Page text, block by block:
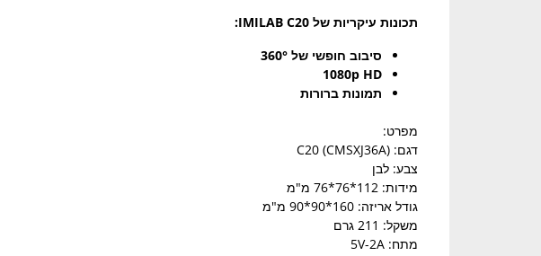
תכונות עיקריות של IMILAB C20:
סיבוב חופשי של 360°
1080p HD
תמונות ברורות
מפרט:
דגם: C20 (CMSXJ36A)
צבע: לבן
מידות: 112*76*76 מ"מ
גודל אריזה: 160*90*90 מ"מ
משקל: 211 גרם
מתח: 5V-2A